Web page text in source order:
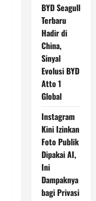
BYD Seagull
Terbaru
Hadir di
China,
Sinyal
Evolusi BYD
Atto 1
Global
Instagram
Kini Izinkan
Foto Publik
Dipakai AI,
Ini
Dampaknya
bagi Privasi